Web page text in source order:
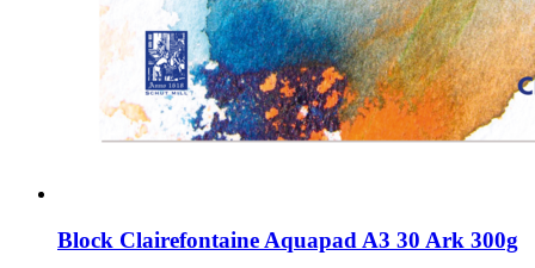
Block Clairefontaine Aquapad A3 30 Ark 300g